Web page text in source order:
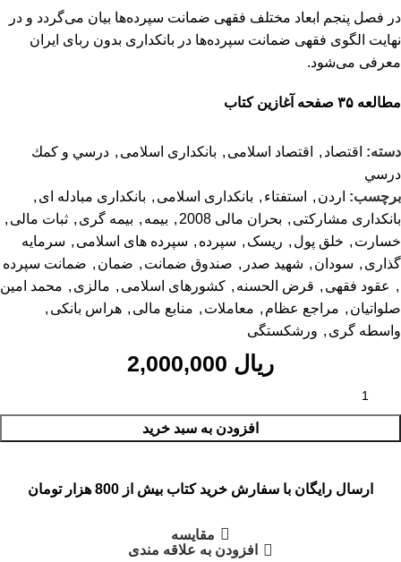
در فصل پنجم ابعاد مختلف فقهی ضمانت سپرده‌ها بیان می‌گردد و در
نهایت الگوی فقهی ضمانت سپرده‌ها در بانکداری بدون ربای ایران
معرفی می‌شود.
مطالعه ۳۵ صفحه آغازین کتاب
دسته: اقتصاد , اقتصاد اسلامی , بانکداری اسلامی , درسي و كمك
درسي
برچسب: اردن , استفتاء , بانکداری اسلامی , بانکداری مبادله ای ,
بانکداری مشارکتی , بحران مالی 2008 , بیمه , بیمه گری , ثبات مالی ,
خسارت , خلق پول , ریسک , سپرده , سپرده های اسلامی , سرمایه
گذاری , سودان , شهید صدر , صندوق ضمانت , ضمان , ضمانت سپرده
, عقود فقهی , قرض الحسنه , کشورهای اسلامی , مالزی , محمد امین
صلواتیان , مراجع عظام , معاملات , منابع مالی , هراس بانکی ,
واسطه گری , ورشکستگی
ریال
افزودن به سبد خرید
ارسال رایگان با سفارش خرید کتاب بیش از 800 هزار تومان
مقایسه
افزودن به علاقه مندی